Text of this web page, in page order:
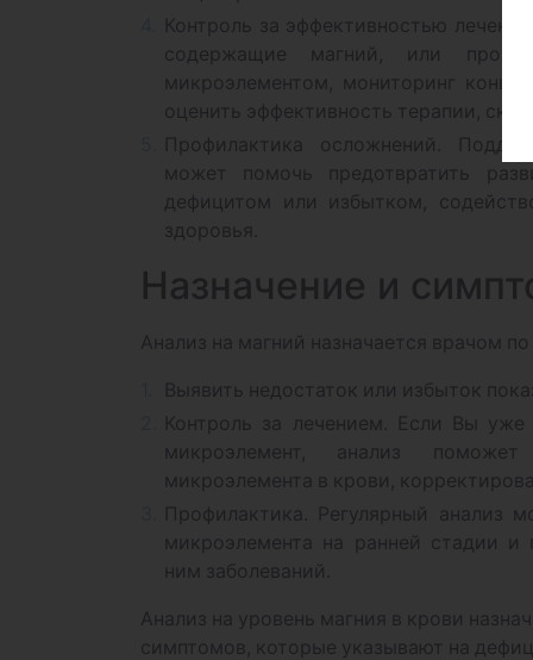
Контроль за эффективностью
содержащие магний, или
микроэлементом, мониторинг
оценить эффективность терапии,
Профилактика осложнений.
может помочь предотвратить
дефицитом или избытком,
здоровья.
Назначение и
Анализ на магний назначается врачом
Выявить недостаток или избыток
Контроль за лечением. Если Вы
микроэлемент, анализ
микроэлемента в крови,
Профилактика. Регулярный анализ
микроэлемента на ранней стадии и
ним заболеваний.
Анализ на уровень магния в крови
симптомов, которые указывают на